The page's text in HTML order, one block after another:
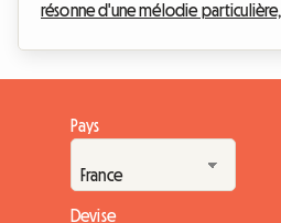
résonne d'une mélodie
réveil du lendemain. Mais au-delà
des rues animées, et si cette
de la musique directement chez...
Pays
Devise